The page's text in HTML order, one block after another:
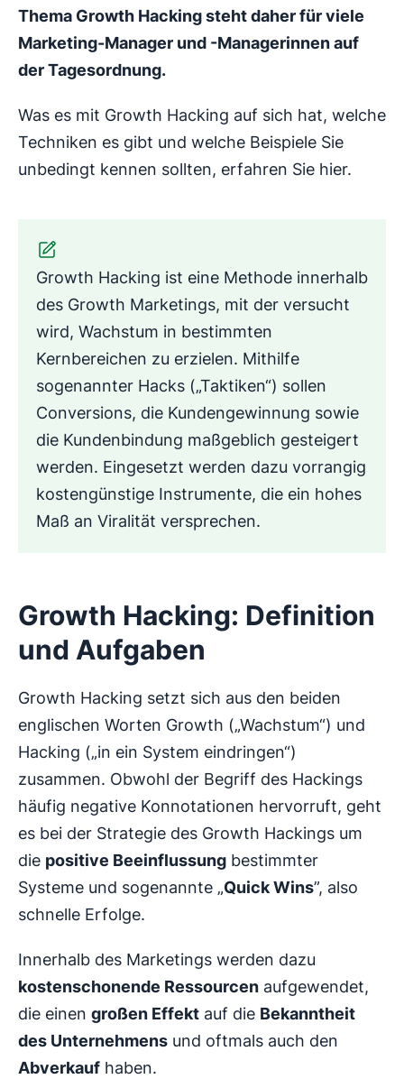
Thema Growth Hacking steht daher für viele
Marketing-Manager und -Managerinnen auf
der Tagesordnung.
Was es mit Growth Hacking auf sich hat, welche
Techniken es gibt und welche Beispiele Sie
unbedingt kennen sollten, erfahren Sie hier.
Growth Hacking ist eine Methode innerhalb
des Growth Marketings, mit der versucht
wird, Wachstum in bestimmten
Kernbereichen zu erzielen. Mithilfe
sogenannter Hacks („Taktiken“) sollen
Conversions, die Kundengewinnung sowie
die Kundenbindung maßgeblich gesteigert
werden. Eingesetzt werden dazu vorrangig
kostengünstige Instrumente, die ein hohes
Maß an Viralität versprechen.
Growth Hacking: Definition
und Aufgaben
Growth Hacking setzt sich aus den beiden
englischen Worten Growth („Wachstum“) und
Hacking („in ein System eindringen“)
zusammen. Obwohl der Begriff des Hackings
häufig negative Konnotationen hervorruft, geht
es bei der Strategie des Growth Hackings um
die positive Beeinflussung bestimmter
Systeme und sogenannte „Quick Wins”, also
schnelle Erfolge.
Innerhalb des Marketings werden dazu
kostenschonende Ressourcen aufgewendet,
die einen großen Effekt auf die Bekanntheit
des Unternehmens und oftmals auch den
Abverkauf haben.